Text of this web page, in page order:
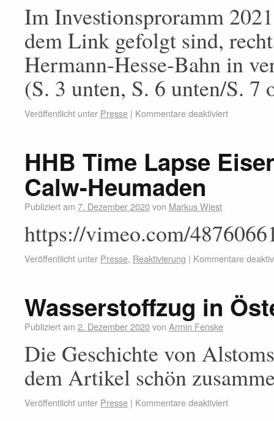
Im Investionsproramm
dem Link gefolgt sind,
Hermann-Hesse-Bahn in
(S. 3 unten, S. 6 unten/S. 7
Veröffentlicht unter Presse | Kommentare deaktiviert
HHB Time Lapse
Calw-Heumaden
Publiziert am 7. Dezember 2020von Markus Wiest
https://vimeo.com/
Veröffentlicht unter Presse, Reaktivierung | Kommentare
Wasserstoffzug in
Publiziert am 2. Dezember 2020von Armin Fenske
Die Geschichte von
dem Artikel schön
Veröffentlicht unter Presse | Kommentare deaktiviert